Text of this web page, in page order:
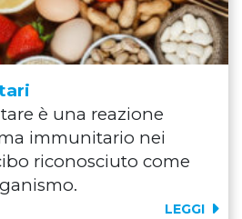
è una reazione
immunitario nei
riconosciuto come
LEGGI